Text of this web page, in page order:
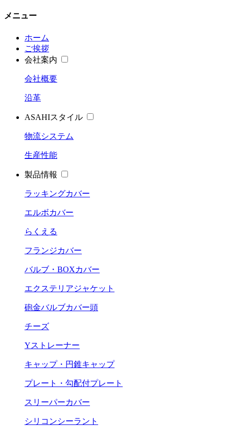
メニュー
ホーム
ご挨拶
会社案内
会社概要
沿革
ASAHIスタイル
物流システム
生産性能
製品情報
ラッキングカバー
エルボカバー
らくえる
フランジカバー
バルブ・BOXカバー
エクステリアジャケット
砲金バルブカバー頭
チーズ
Yストレーナー
キャップ・円錐キャップ
プレート・勾配付プレート
スリーパーカバー
シリコンシーラント